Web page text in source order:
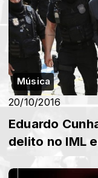
Música
20/10/2016
Eduardo
delito no IML